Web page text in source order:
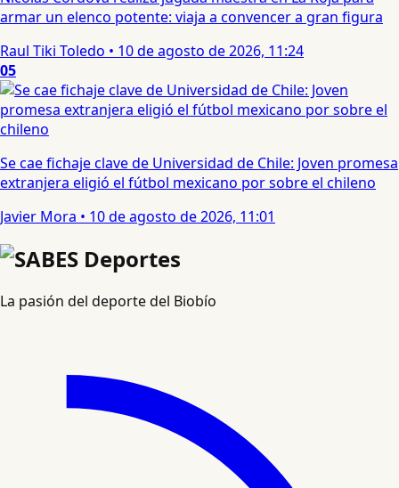
armar un elenco potente: viaja a convencer a gran figura
Raul Tiki Toledo • 10 de agosto de 2026, 11:24
05
Se cae fichaje clave de Universidad de Chile: Joven promesa
extranjera eligió el fútbol mexicano por sobre el chileno
Javier Mora • 10 de agosto de 2026, 11:01
La pasión del deporte del Biobío